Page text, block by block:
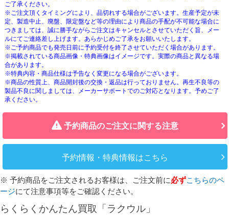
ご了承ください。
※ご注文頂くタイミングにより、品切れする場合がございます。生産予定が未
定、製造中止、廃盤、限定盤など等の理由により商品の手配が不可能な場合に
つきましては、誠に勝手ながらご注文はキャンセルとさせていただく旨、メー
ルにてご連絡差し上げます。あらかじめご了承をお願いいたします。
※ご予約商品でも発売日前に予約受付を終了させていただく場合があります。
※掲載されている商品画像・特典画像はイメージです。実際の商品と異なる場
合があります。
※特典内容・商品仕様は予告なく変更になる場合がございます。
※商品の性質上、商品開封後の交換・返品は行っておりません。再生不良等の
製品不良に関しましては、メーカーサポートでのご対応となります。予めご了
承ください。
予約商品のご注文に関する注意
予約情報・特典情報はこちら
※ 予約商品をご注文されるお客様は、ご注文前に必ずこちらのペ
ージにて注意事項等をご確認ください。
らくらくかんたん買取「ラクウル」